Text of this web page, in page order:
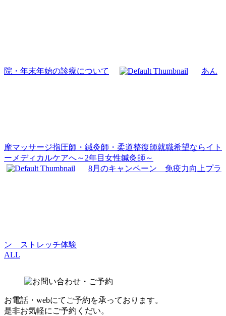
院・年末年始の診療について あん
摩マッサージ指圧師・鍼灸師・柔道整復師就職希望ならイト
ーメディカルケアへ～2年目女性鍼灸師～
8月のキャンペーン 免疫力向上プラ
ン ストレッチ体験
ALL
お電話・webにてご予約を承っております。
是非お気軽にご予約くだい。